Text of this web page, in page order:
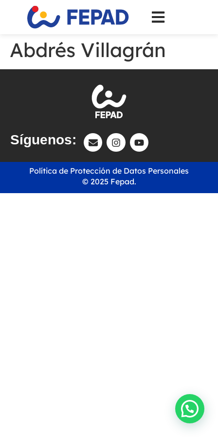
Abdrés Villagrán
Síguenos:
© 2025 Fepad.
Política de Protección de Datos Personales